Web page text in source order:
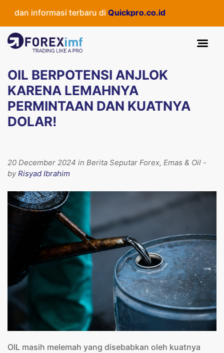
dan informasi terbaru diQuickpro.co.id
OIL BERPOTENSI ANJLOK
KARENA LEMAHNYA
PERMINTAAN DAN KUATNYA
DOLAR!
20 December 2024 in Berita Seputar Forex, Emas & Oil -
byRisyad Ibrahim
OIL masih melemah yang disebabkan oleh kuatnya